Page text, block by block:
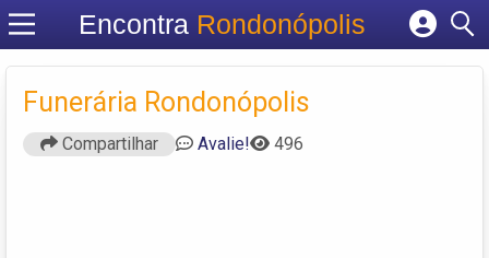
Encontra Rondonópolis
Cadastrar empresa
Criar conta
Funerária Rondonópolis
Compartilhar Avalie! 496